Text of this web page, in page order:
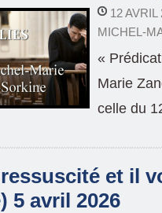
12 AVRIL
MICHEL-
«
Marie
celle du
et il
5 avril 2026